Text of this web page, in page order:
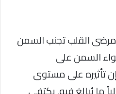
مرضى القلب تجنب السمن
السمن على
تأثيره على مستوى